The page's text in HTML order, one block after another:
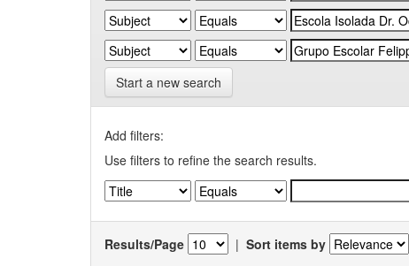
Start a new search
Add filters:
Use filters to refine the search results.
Results/Page | Sort items by